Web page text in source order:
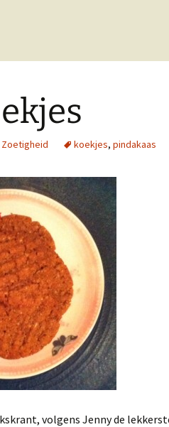
Zoetigheid koekjes, pindakaas
volgens Jenny de